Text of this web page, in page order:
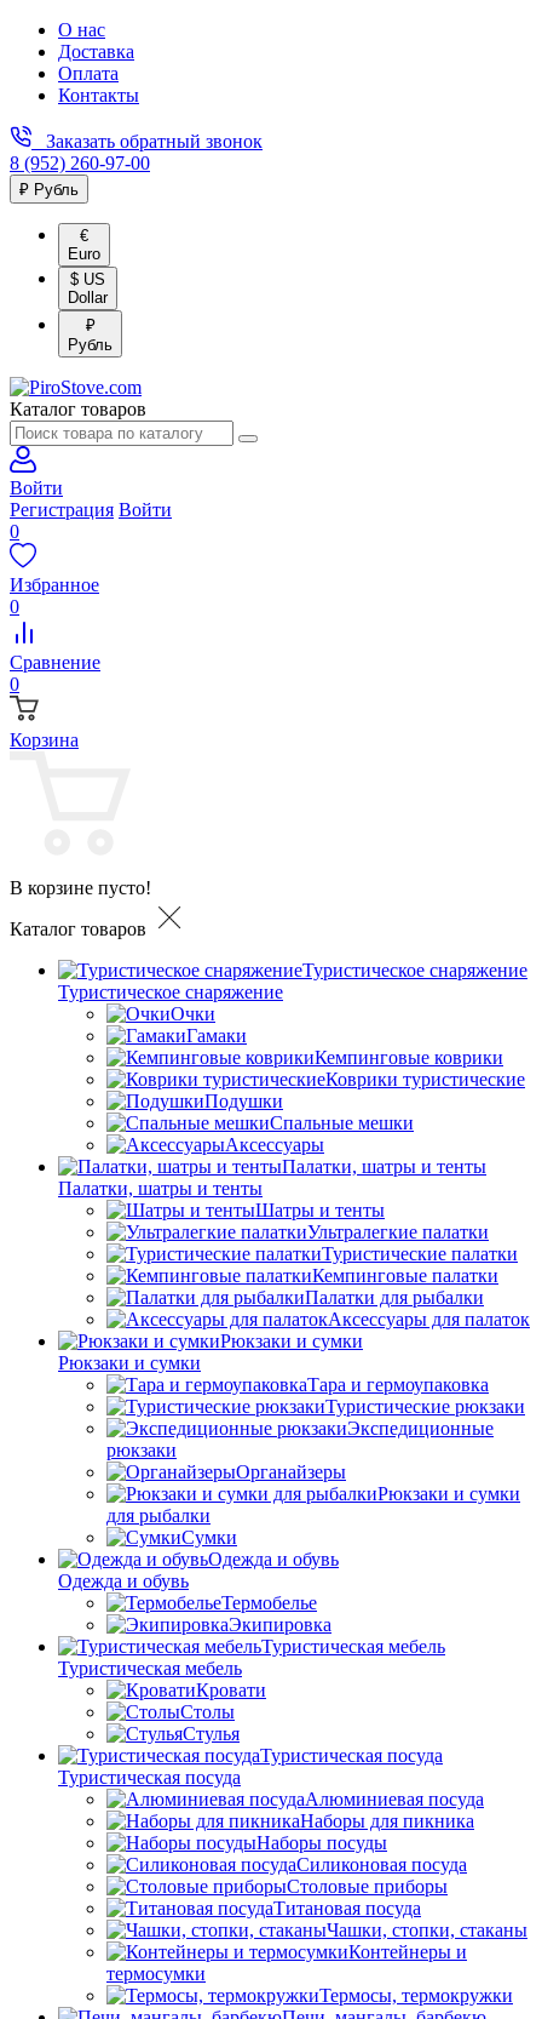
О нас
Доставка
Оплата
Контакты
Заказать обратный звонок
8 (952) 260-97-00
₽ Рубль
€
Euro
$ US
Dollar
₽
Рубль
Каталог товаров
Войти
Регистрация Войти
0
Избранное
0
Сравнение
0
Корзина
В корзине пусто!
Каталог товаров
Туристическое снаряжение
Туристическое снаряжение
Очки
Гамаки
Кемпинговые коврики
Коврики туристические
Подушки
Спальные мешки
Аксессуары
Палатки, шатры и тенты
Палатки, шатры и тенты
Шатры и тенты
Ультралегкие палатки
Туристические палатки
Кемпинговые палатки
Палатки для рыбалки
Аксессуары для палаток
Рюкзаки и сумки
Рюкзаки и сумки
Тара и гермоупаковка
Туристические рюкзаки
Экспедиционные
рюкзаки
Органайзеры
Рюкзаки и сумки
для рыбалки
Сумки
Одежда и обувь
Одежда и обувь
Термобелье
Экипировка
Туристическая мебель
Туристическая мебель
Кровати
Столы
Стулья
Туристическая посуда
Туристическая посуда
Алюминиевая посуда
Наборы для пикника
Наборы посуды
Силиконовая посуда
Столовые приборы
Титановая посуда
Чашки, стопки, стаканы
Контейнеры и
термосумки
Термосы, термокружки